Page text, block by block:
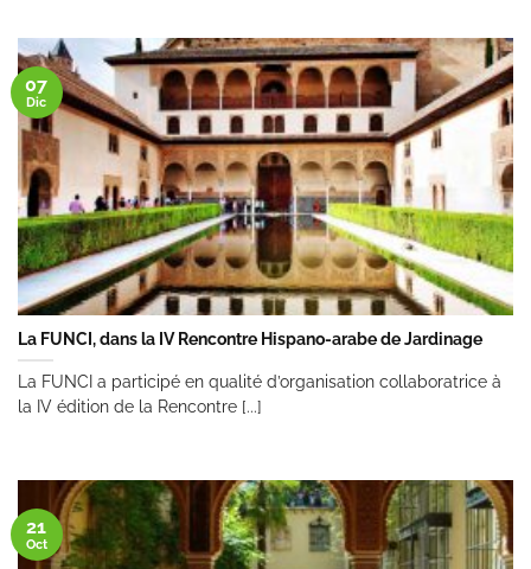
La FUNCI, dans la IV Rencontre Hispano-arabe de Jardinage
La FUNCI a participé en qualité d’organisation collaboratrice à
la IV édition de la Rencontre [...]
07
Dic
21
Oct